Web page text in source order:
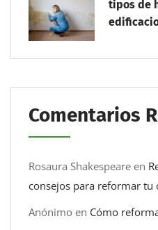
tipos de
Comentarios
Rosaura Shakespeare en
consejos para reformar tu
Anónimo en Cómo